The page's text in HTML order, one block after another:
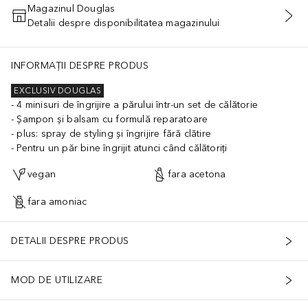
ADĂUGAȚI ÎN COŞ
Magazinul Douglas
Detalii despre disponibilitatea magazinului
INFORMAȚII DESPRE PRODUS
EXCLUSIV DOUGLAS
4 minisuri de îngrijire a părului într-un set de călătorie
Șampon și balsam cu formulă reparatoare
plus: spray de styling și îngrijire fără clătire
Pentru un păr bine îngrijit atunci când călătoriți
vegan fara acetona
fara amoniac
DETALII DESPRE PRODUS
MOD DE UTILIZARE